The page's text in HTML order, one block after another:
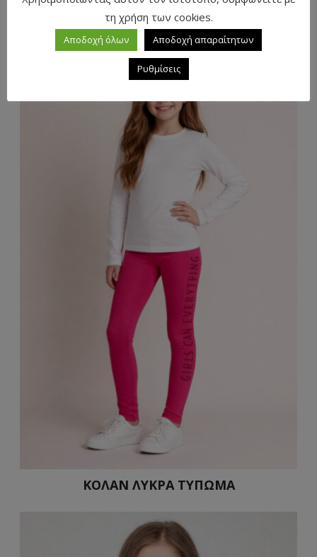
ΣΕΤ ΦΟΡΜΑ ΦΟΥΤΕΡ ΜΕ ΚΟΥΚΟΥΛΑ
ΚΟΛΑΝ ΛΥΚΡΑ ΤΥΠΩΜΑ
τη χρήση των cookies.
Αποδοχή όλων Αποδοχή απαραίτητων
Ρυθμίσεις